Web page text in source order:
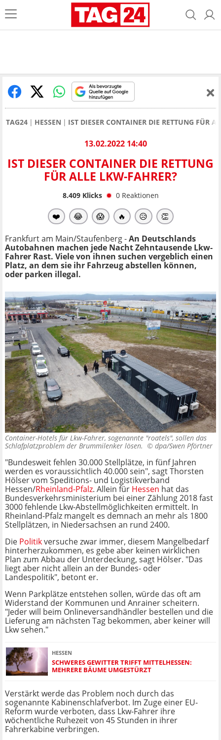
TAG24 HESSEN IST DIESER CONTAINER DIE RETTUNG FÜR
13.02.2022 14:40
IST DIESER CONTAINER DIE RETTUNG
FÜR ALLE LKW-FAHRER?
8.409Klicks 0 Reaktionen
❤️ 😂 😱 🔥 😥 👏
Frankfurt am Main/Staufenberg -An Deutschlands
Autobahnen machen jede Nacht Zehntausende Lkw-
Fahrer Rast. Viele von ihnen suchen vergeblich einen
Platz, an dem sie ihr Fahrzeug abstellen können,
oder parken illegal.
Container-Hotels für Lkw-Fahrer, sogenannte "roatels", sollen das
Schlafplatzproblem der Brummilenker lösen. © dpa/Swen Pförtner
"Bundesweit fehlen 30.000 Stellplätze, in fünf Jahren
werden es voraussichtlich 40.000 sein", sagt Thorsten
Hölser vom Speditions- und Logistikverband
Hessen/Rheinland-Pfalz. Allein für Hessen hat das
Bundesverkehrsministerium bei einer Zählung 2018 fast
3000 fehlende Lkw-Abstellmöglichkeiten ermittelt. In
Rheinland-Pfalz mangelt es demnach an mehr als 1800
Stellplätzen, in Niedersachsen an rund 2400.
Die Politikversuche zwar immer, diesem Mangelbedarf
hinterherzukommen, es gebe aber keinen wirklichen
Plan zum Abbau der Unterdeckung, sagt Hölser. "Das
liegt aber nicht allein an der Bundes- oder
Landespolitik", betont er.
Wenn Parkplätze entstehen sollen, würde das oft am
Widerstand der Kommunen und Anrainer scheitern.
"Jeder will beim Onlineversandhändler bestellen und die
Lieferung am nächsten Tag bekommen, aber keiner will
Lkw sehen."
HESSEN
SCHWERES GEWITTER TRIFFT MITTELHESSEN:
MEHRERE BÄUME UMGESTÜRZT
Verstärkt werde das Problem noch durch das
sogenannte Kabinenschlafverbot. Im Zuge einer EU-
Reform wurde verboten, dass Lkw-Fahrer ihre
wöchentliche Ruhezeit von 45 Stunden in ihrer
Fahrerkabine verbringen.